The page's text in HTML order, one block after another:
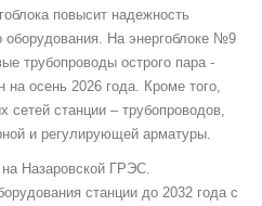
повысит надежность
оборудования. На энергоблоке №9
трубопроводы острого пара -
осень 2026 года. Кроме того,
сетей станции – трубопроводов,
и регулирующей арматуры.
Назаровской ГРЭС.
станции до 2032 года с